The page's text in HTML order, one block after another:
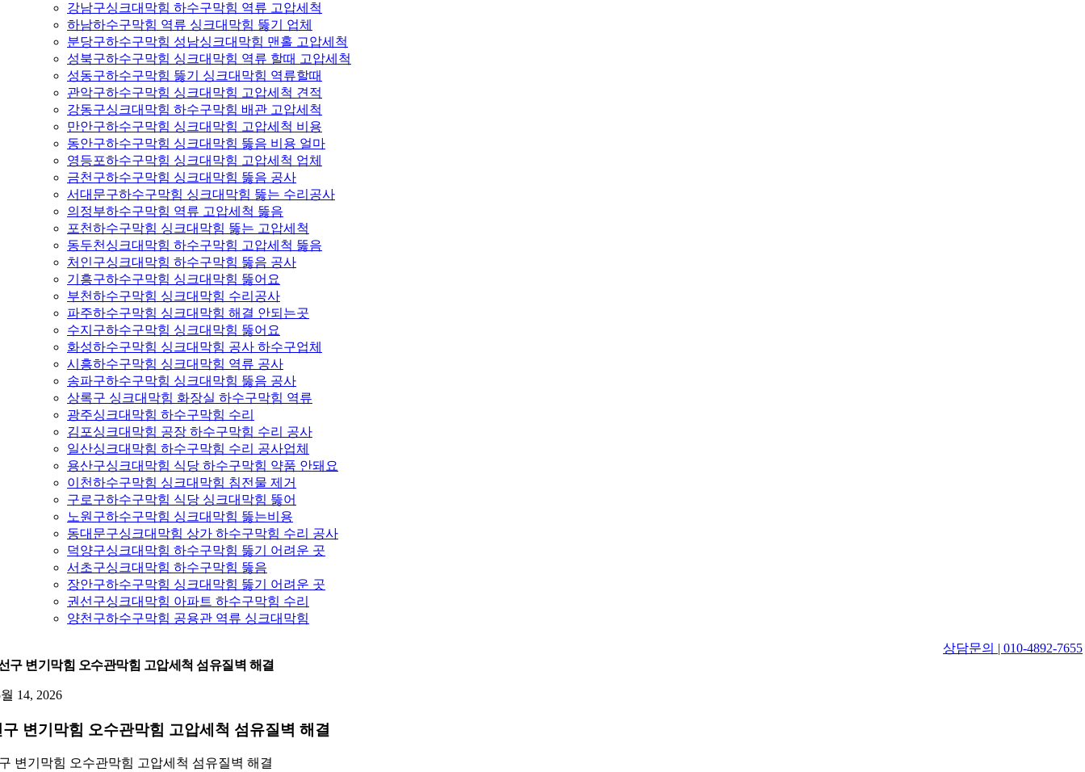
강남구싱크대막힘 하수구막힘 역류 고압세척
하남하수구막힘 역류 싱크대막힘 뚫기 업체
분당구하수구막힘 성남싱크대막힘 맨홀 고압세척
성북구하수구막힘 싱크대막힘 역류 할때 고압세척
성동구하수구막힘 뚫기 싱크대막힘 역류할때
관악구하수구막힘 싱크대막힘 고압세척 견적
강동구싱크대막힘 하수구막힘 배관 고압세척
만안구하수구막힘 싱크대막힘 고압세척 비용
동안구하수구막힘 싱크대막힘 뚫음 비용 얼마
영등포하수구막힘 싱크대막힘 고압세척 업체
금천구하수구막힘 싱크대막힘 뚫음 공사
서대문구하수구막힘 싱크대막힘 뚫는 수리공사
의정부하수구막힘 역류 고압세척 뚫음
포천하수구막힘 싱크대막힘 뚫는 고압세척
동두천싱크대막힘 하수구막힘 고압세척 뚫음
처인구싱크대막힘 하수구막힘 뚫음 공사
기흥구하수구막힘 싱크대막힘 뚫어요
부천하수구막힘 싱크대막힘 수리공사
파주하수구막힘 싱크대막힘 해결 안되는곳
수지구하수구막힘 싱크대막힘 뚫어요
화성하수구막힘 싱크대막힘 공사 하수구업체
시흥하수구막힘 싱크대막힘 역류 공사
송파구하수구막힘 싱크대막힘 뚫음 공사
상록구 싱크대막힘 화장실 하수구막힘 역류
광주싱크대막힘 하수구막힘 수리
김포싱크대막힘 공장 하수구막힘 수리 공사
일산싱크대막힘 하수구막힘 수리 공사업체
용산구싱크대막힘 식당 하수구막힘 약품 안돼요
이천하수구막힘 싱크대막힘 침전물 제거
구로구하수구막힘 식당 싱크대막힘 뚫어
노원구하수구막힘 싱크대막힘 뚫는비용
동대문구싱크대막힘 상가 하수구막힘 수리 공사
덕양구싱크대막힘 하수구막힘 뚫기 어려운 곳
서초구싱크대막힘 하수구막힘 뚫음
장안구하수구막힘 싱크대막힘 뚫기 어려운 곳
권선구싱크대막힘 아파트 하수구막힘 수리
양천구하수구막힘 공용관 역류 싱크대막힘
상담문의 | 010-4892-7655
구 변기막힘 오수관막힘 고압세척 섬유질벽 해결
14, 2026
변기막힘 오수관막힘 고압세척 섬유질벽 해결
변기막힘 오수관막힘 고압세척 섬유질벽 해결